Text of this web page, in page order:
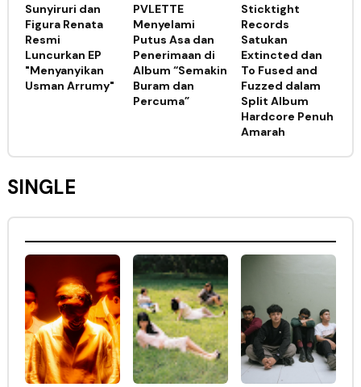
Sunyiruri dan
Figura Renata
Resmi
Luncurkan EP
"Menyanyikan
Usman Arrumy"
PVLETTE
Menyelami
Putus Asa dan
Penerimaan di
Album “Semakin
Buram dan
Percuma”
Sticktight
Records
Satukan
Extincted dan
To Fused and
Fuzzed dalam
Split Album
Hardcore Penuh
Amarah
SINGLE